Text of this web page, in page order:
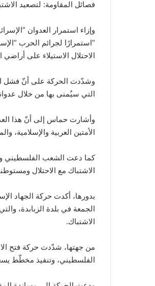
فصائل المقاومة: لتصعيد
وإزاء استمرار العدوان
“استمرارًا لجرائم الحرب
الاحتلال الاستيلاء على أراضي
وشدّدت الحركة على أنّ فشل
التي سيُمنى بها من خلال
وأشارت حماس إلى أنّ هذا
الأمتين العربية والإسلامية،
كما دعت الشعب الفلسطيني
الاشتباك مع الاحتلال
بدورها، أكدت حركة الجهاد
الاشتباك.
من جهتها، شدّدت حركة فتح
الفلسطيني، وتنفيذ مخطّط